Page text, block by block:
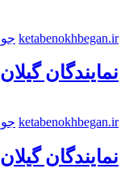
ketabenokhbegan.ir جولای
نمایندگان
ketabenokhbegan.ir جولای
نمایندگان